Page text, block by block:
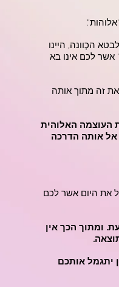
הכְוונה, היינו
אשר לכם אינו בא
זה מתוך אותה
העוצמה האלוהית
אל אותה הדרכה
את היום אשר לכם
ומתוך הכך אין
יתגמל אותכם